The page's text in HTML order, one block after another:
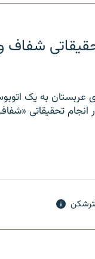
شفاف
عربستان به یک
تحقیقاتی